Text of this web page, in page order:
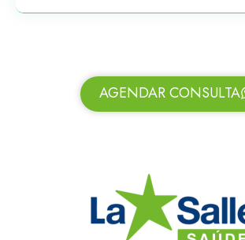
AGENDAR CONSULTA